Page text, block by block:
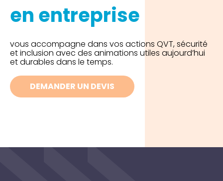
en entreprise
vous accompagne dans vos actions QVT, sécurité
et inclusion avec des animations utiles aujourd’hui
et durables dans le temps.
DEMANDER UN DEVIS